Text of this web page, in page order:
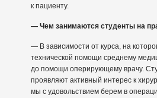
к пациенту.
— Чем занимаются студенты на
— В зависимости от курса, на
технической помощи среднему
до помощи оперирующему врачу.
проявляют активный интерес к
мы с удовольствием берем в